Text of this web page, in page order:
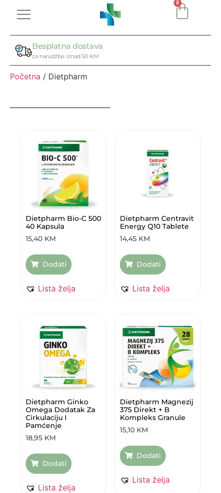
0
Besplatna dostava
za narudžbe iznad 50 KM
Početna / Dietpharm
Dietpharm Bio-C 500
40 Kapsula
15,40 KM
Dodati
Lista želja
Dietpharm Centravit
Energy Q10 Tablete
14,45 KM
Dodati
Lista želja
Dietpharm Ginko
Omega Dodatak Za
Cirkulaciju I
Pamćenje
18,95 KM
Dodati
Lista želja
Dietpharm Magnezij
375 Direkt + B
Kompleks Granule
15,10 KM
Dodati
Lista želja